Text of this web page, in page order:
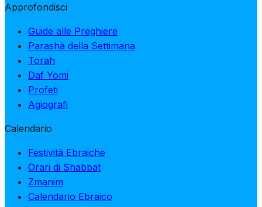
Approfondisci
Guide alle Preghiere
Parashà della Settimana
Torah
Daf Yomi
Profeti
Agiografi
Calendario
Festività Ebraiche
Orari di Shabbat
Zmanim
Calendario Ebraico